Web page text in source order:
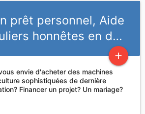
prêt personnel, Aide
honnêtes en d…
add
envie d'acheter des machines
sophistiquées de dernière
Financer un projet? Un mariage?